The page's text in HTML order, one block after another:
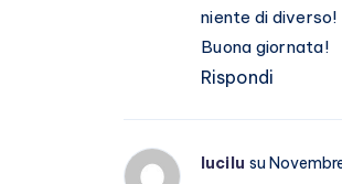
niente di diverso!
Buona giornata!
Rispondi
lucilu su